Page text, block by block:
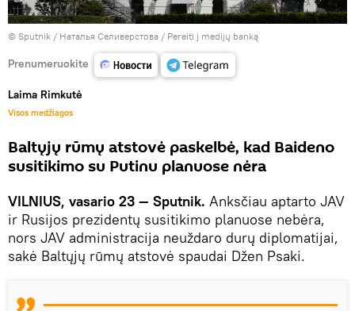
© Sputnik / Наталья Селиверстова / Pereiti į medijų banką
Prenumeruokite
Laima Rimkutė
Visos medžiagos
Baltųjų rūmų atstovė paskelbė, kad Baideno
susitikimo su Putinu planuose nėra
VILNIUS, vasario 23 — Sputnik. Anksčiau aptarto JAV
ir Rusijos prezidentų susitikimo planuose nebėra,
nors JAV administracija neuždaro durų diplomatijai,
sakė Baltųjų rūmų atstovė spaudai Džen Psaki.